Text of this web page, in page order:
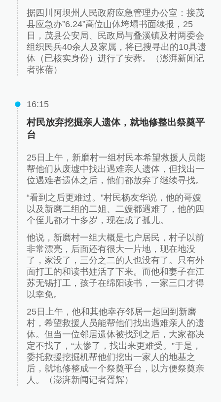
据四川阿坝州人民政府应急管理办公室：接茂
县应急办”6.24”高位山体垮塌书面续报，25
日，茂县公安局、民政局与叠溪镇及村两委会
组织民兵40余人及家属，将已搜寻出的10具遗
体（已核实身份）进行了安葬。（澎湃新闻记
者张蓓）
16:15
村民放弃挖掘亲人遗体，就地修整出祭奠平
台
25日上午，新磨村一组村民本希望救援人员能
帮他们从废墟中找出遇难亲人遗体，但找出一
位遇难者遗体之后，他们都放弃了继续寻找。
“看到之后更难过。”村民杨友华说，他的哥嫂
以及新磨二组的二姐、二嫂都遇难了，他的四
个侄儿都才十多岁，现在成了孤儿。
他说，新磨村一组大概是七户居民，村子以前
非常漂亮，后面还有很大一片地，现在地没
了，家没了，三分之二的人也没有了。只有外
面打工的和读书娃活了下来。而他和妻子在江
苏无锡打工，孩子在绵阳读书，一家三口才得
以幸免。
25日上午，他和其他幸存邻居一起回到新磨
村，希望救援人员能帮他们找出遇难亲人的遗
体。但当一位邻居遗体被找到之后，大家都决
定不找了，“太惨了，找出来更难受。”于是，
委托救援挖掘机帮他们挖出一家人的地基之
后，就地修整成一个祭奠平台，以方便祭奠亲
人。（澎湃新闻记者胥辉）